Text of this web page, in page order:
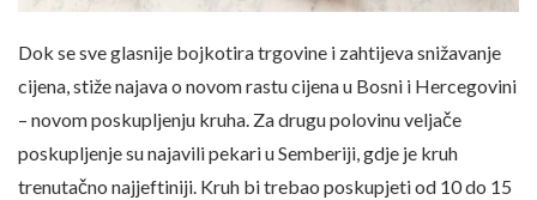
Dok se sve glasnije bojkotira trgovine i zahtijeva snižavanje
cijena, stiže najava o novom rastu cijena u Bosni i Hercegovini
– novom poskupljenju kruha. Za drugu polovinu veljače
poskupljenje su najavili pekari u Semberiji, gdje je kruh
trenutačno najjeftiniji. Kruh bi trebao poskupjeti od 10 do 15